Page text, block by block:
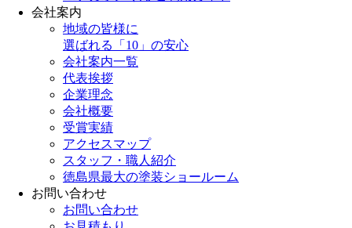
会社案内
地域の皆様に
選ばれる「10」の安心
会社案内一覧
代表挨拶
企業理念
会社概要
受賞実績
アクセスマップ
スタッフ・職人紹介
徳島県最大の塗装ショールーム
お問い合わせ
お問い合わせ